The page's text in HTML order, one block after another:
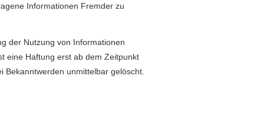
Informationen Fremder zu
der Nutzung von Informationen
eine Haftung erst ab dem Zeitpunkt
unmittelbar gelöscht.